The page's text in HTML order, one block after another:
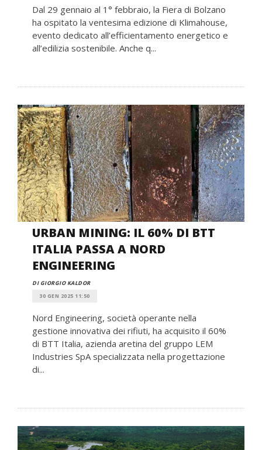
Dal 29 gennaio al 1° febbraio, la Fiera di Bolzano
ha ospitato la ventesima edizione di Klimahouse,
evento dedicato all’efficientamento energetico e
all’edilizia sostenibile. Anche q...
URBAN MINING: IL 60% DI BTT
ITALIA PASSA A NORD
ENGINEERING
DI GIORGIO KALDOR
30 GEN 2025 11:50
Nord Engineering, società operante nella
gestione innovativa dei rifiuti, ha acquisito il 60%
di BTT Italia, azienda aretina del gruppo LEM
Industries SpA specializzata nella progettazione
di...